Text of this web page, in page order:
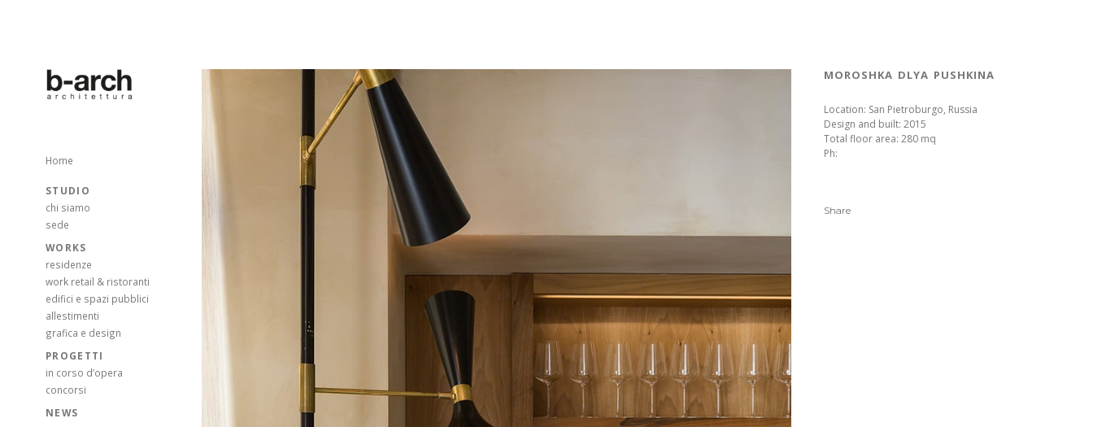
Home
STUDIO
chi siamo
sede
WORKS
residenze
work retail & ristoranti
edifici e spazi pubblici
allestimenti
grafica e design
PROGETTI
in corso d’opera
concorsi
NEWS
moroshka dlya pushkina
Location: San Pietroburgo, Russia
Design and built: 2015
Total floor area: 280 mq
Ph:
Share